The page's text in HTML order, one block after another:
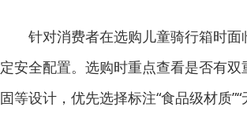
针对消费者在选购儿童骑行箱时面
定安全配置。选购时重点查看是否有
固等设计，优先选择标注“食品级材质